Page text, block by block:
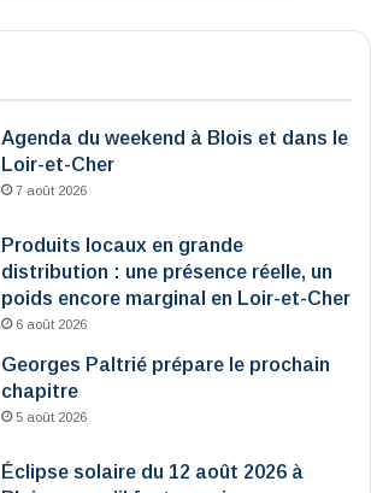
Agenda du weekend à Blois et dans le
Loir-et-Cher
7 août 2026
Produits locaux en grande
distribution : une présence réelle, un
poids encore marginal en Loir-et-Cher
6 août 2026
Georges Paltrié prépare le prochain
chapitre
5 août 2026
Éclipse solaire du 12 août 2026 à